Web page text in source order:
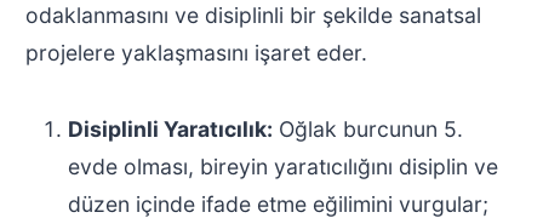
odaklanmasını ve disiplinli bir şekilde sanatsal
projelere yaklaşmasını işaret eder.
Disiplinli Yaratıcılık: Oğlak burcunun 5.
evde olması, bireyin yaratıcılığını disiplin ve
düzen içinde ifade etme eğilimini vurgular;